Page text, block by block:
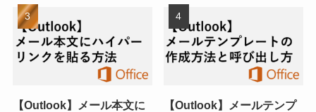
【Outlook】メール本文に
【Outlook】メールテンプ